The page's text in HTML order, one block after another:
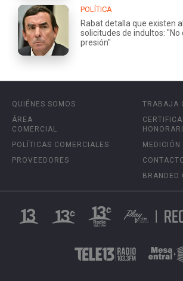
POLÍTICA
Rabat detalla que existen
solicitudes de indultos: "No
presión"
QUIÉNES SOMOS
ÁREA
COMERCIAL
POLÍTICAS COMERCIALES
PROVEEDORES
TRABAJA
MEDICIÓN
BRANDED